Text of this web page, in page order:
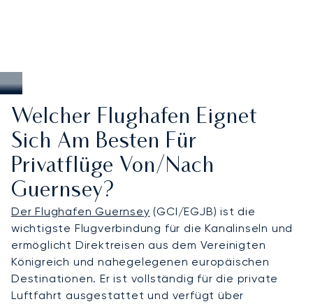
Welcher Flughafen Eignet
Sich Am Besten Für
Privatflüge Von/nach
Guernsey?
Der Flughafen Guernsey (GCI/EGJB) ist die
wichtigste Flugverbindung für die Kanalinseln und
ermöglicht Direktreisen aus dem Vereinigten
Königreich und nahegelegenen europäischen
Destinationen. Er ist vollständig für die private
Luftfahrt ausgestattet und verfügt über